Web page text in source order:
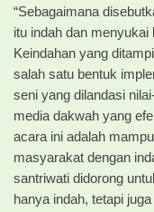
“Sebagaimana
itu indah dan menyukai
Keindahan yang
salah satu bentuk
seni yang dilandasi
media dakwah yang
acara ini adalah
masyarakat dengan
santriwati didorong
hanya indah, tetapi